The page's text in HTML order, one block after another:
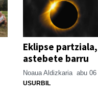
Eklipse partziala,
astebete barru
Noaua Aldizkaria abu 06
USURBIL